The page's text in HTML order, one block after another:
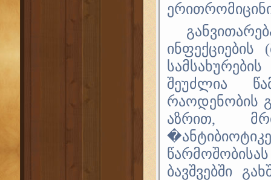
შეუძლია
რაოდენობის
აზრით,
ბავშვებში